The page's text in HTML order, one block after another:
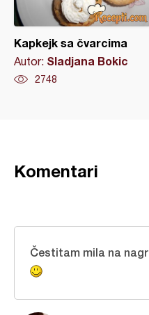
Kapkejk sa čvarcima
Autor: Sladjana Bokic
2748
Komentari
Čestitam mila na